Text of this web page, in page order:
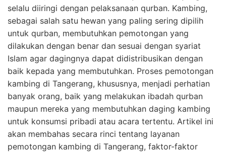
selalu diiringi dengan pelaksanaan qurban. Kambing,
sebagai salah satu hewan yang paling sering dipilih
untuk qurban, membutuhkan pemotongan yang
dilakukan dengan benar dan sesuai dengan syariat
Islam agar dagingnya dapat didistribusikan dengan
baik kepada yang membutuhkan. Proses pemotongan
kambing di Tangerang, khususnya, menjadi perhatian
banyak orang, baik yang melakukan ibadah qurban
maupun mereka yang membutuhkan daging kambing
untuk konsumsi pribadi atau acara tertentu. Artikel ini
akan membahas secara rinci tentang layanan
pemotongan kambing di Tangerang, faktor-faktor